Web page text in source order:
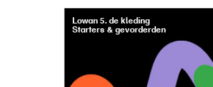
Lowan 5. de kleding
Starters & gevorderden